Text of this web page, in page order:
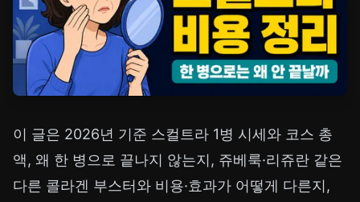
이 글은 2026년 기준 스컬트라 1병 시세와 코스 총
액, 왜 한 병으로 끝나지 않는지, 쥬베룩·리쥬란 같은
다른 콜라겐 부스터와 비용·효과가 어떻게 다른지,